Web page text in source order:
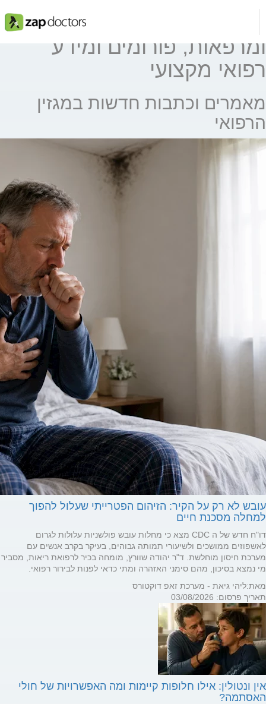
המאגר המלא לרופאים
ומרפאות, פורומים ומידע
רפואי מקצועי
מאמרים וכתבות חדשות במגזין
הרפואי
עובש לא רק על הקיר: הזיהום הפטרייתי שעלול להפוך
למחלה מסכנת חיים
דו"ח חדש של ה CDC מצא כי מחלות עובש פולשניות עלולות לגרום
לאשפוזים ממושכים ולשיעורי תמותה גבוהים, בעיקר בקרב אנשים עם
מערכת חיסון מוחלשת. ד"ר יהודה שוורץ, מומחה בכיר לרפואת ריאות, מסביר
מי נמצא בסיכון, מהם סימני האזהרה ומתי כדאי לפנות לבירור רפואי.
מאת:ליהי גיאת - מערכת זאפ דוקטורס
תאריך פרסום: 03/08/2026
אין ונטולין: אילו חלופות קיימות ומה האפשרויות של חולי
האסתמה?